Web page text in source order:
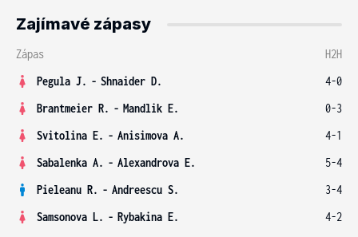
Zajímavé zápasy
Zápas
H2H
Pegula J. - Shnaider D.
4-0
Brantmeier R. - Mandlik E.
0-3
Svitolina E. - Anisimova A.
4-1
Sabalenka A. - Alexandrova E.
5-4
Pieleanu R. - Andreescu S.
3-4
Samsonova L. - Rybakina E. 4-2